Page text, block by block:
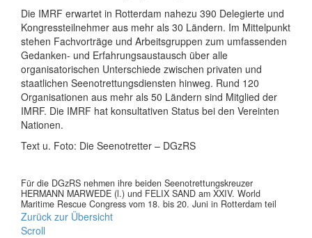
Die IMRF erwartet in Rotterdam nahezu 390 Delegierte und
Kongressteilnehmer aus mehr als 30 Ländern. Im Mittelpunkt
stehen Fachvorträge und Arbeitsgruppen zum umfassenden
Gedanken- und Erfahrungsaustausch über alle
organisatorischen Unterschiede zwischen privaten und
staatlichen Seenotrettungsdiensten hinweg. Rund 120
Organisationen aus mehr als 50 Ländern sind Mitglied der
IMRF. Die IMRF hat konsultativen Status bei den Vereinten
Nationen.
Text u. Foto: Die Seenotretter – DGzRS
Für die DGzRS nehmen ihre beiden Seenotrettungskreuzer
HERMANN MARWEDE (l.) und FELIX SAND am XXIV. World
Maritime Rescue Congress vom 18. bis 20. Juni in Rotterdam teil
Zurück zur Übersicht
Scroll